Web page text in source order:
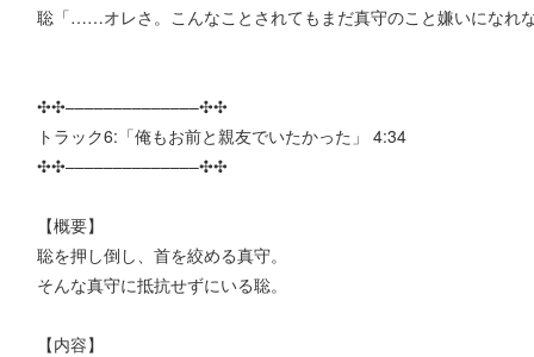
聡「……オレさ。こんなことされてもまだ真守のこと嫌いになれ
✣✣­­–­­–­­–­­–­­–­­–­­–­­–­­–­­–­­–­­–­­–­­–✣✣
トラック6:「俺もお前と親友でいたかった」 4:34
✣✣­­–­­–­­–­­–­­–­­–­­–­­–­­–­­–­­–­­–­­–­­–✣✣
【概要】
聡を押し倒し、首を絞める真守。
そんな真守に抵抗せずにいる聡。
【内容】